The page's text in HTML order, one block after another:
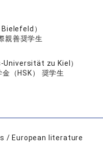
）
親善奨学生
zu Kiel）
（HSK） 奨学生
/ European literature